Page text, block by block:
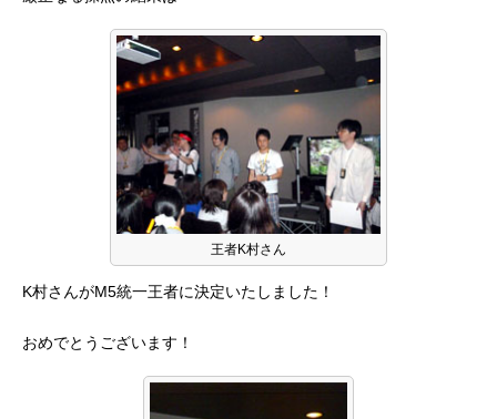
王者K村さん
K村さんがM5統一王者に決定いたしました！
おめでとうございます！